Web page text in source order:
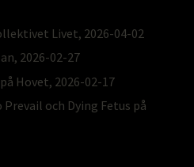
Livet, 2026-04-02
2026-02-27
Hovet, 2026-02-17
och Dying Fetus på